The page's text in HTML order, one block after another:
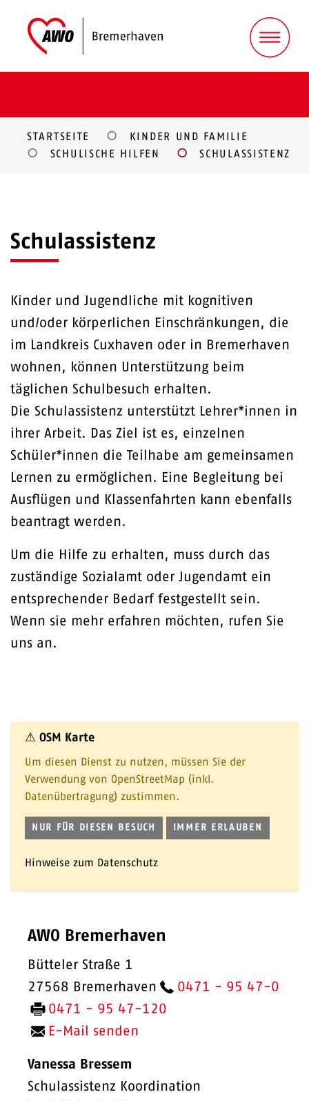
STARTSEITE
KINDER UND FAMILIE
SCHULISCHE HILFEN
SCHULASSISTENZ
Schulassistenz
Kinder und Jugendliche mit kognitiven
und/oder körperlichen Einschränkungen, die
im Landkreis Cuxhaven oder in Bremerhaven
wohnen, können Unterstützung beim
täglichen Schulbesuch erhalten.
Die Schulassistenz unterstützt Lehrer*innen in
ihrer Arbeit. Das Ziel ist es, einzelnen
Schüler*innen die Teilhabe am gemeinsamen
Lernen zu ermöglichen. Eine Begleitung bei
Ausflügen und Klassenfahrten kann ebenfalls
beantragt werden.
Um die Hilfe zu erhalten, muss durch das
zuständige Sozialamt oder Jugendamt ein
entsprechender Bedarf festgestellt sein.
Wenn sie mehr erfahren möchten, rufen Sie
uns an.
⚠ OSM Karte
Um diesen Dienst zu nutzen, müssen Sie der
Verwendung von OpenStreetMap (inkl.
Datenübertragung) zustimmen.
NUR FÜR DIESEN BESUCH IMMER ERLAUBEN
Hinweise zum Datenschutz
AWO Bremerhaven
Bütteler Straße 1
27568 Bremerhaven
0471 - 95 47-0
0471 - 95 47-120
E-Mail senden
Vanessa Bressem
Schulassistenz Koordination